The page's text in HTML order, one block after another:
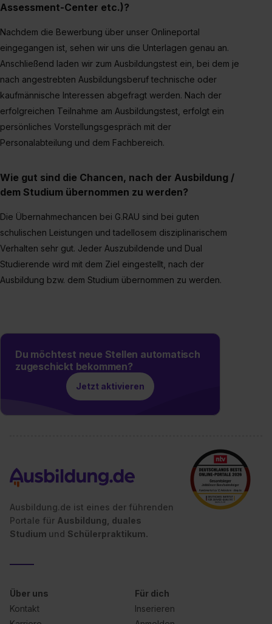
Assessment-Center etc.)?
Nachdem die Bewerbung über unser Onlineportal
eingegangen ist, sehen wir uns die Unterlagen genau an.
Anschließend laden wir zum Ausbildungstest ein, bei dem je
nach angestrebten Ausbildungsberuf technische oder
kaufmännische Interessen abgefragt werden. Nach der
erfolgreichen Teilnahme am Ausbildungstest, erfolgt ein
persönliches Vorstellungsgespräch mit der
Personalabteilung und dem Fachbereich.
Wie gut sind die Chancen, nach der Ausbildung /
dem Studium übernommen zu werden?
Die Übernahmechancen bei G.RAU sind bei guten
schulischen Leistungen und tadellosem disziplinarischem
Verhalten sehr gut. Jeder Auszubildende und Dual
Studierende wird mit dem Ziel eingestellt, nach der
Ausbildung bzw. dem Studium übernommen zu werden.
Du möchtest neue Stellen automatisch
zugeschickt bekommen?
Jetzt aktivieren
Ausbildung.de ist eines der führenden
Portale für Ausbildung, duales
Studium und Schülerpraktikum.
Über uns
Kontakt
Für dich
Inserieren